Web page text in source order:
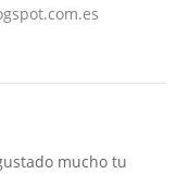
mucho tu